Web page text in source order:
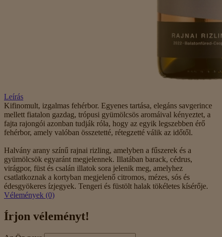
Leírás
Kifinomult, izgalmas fehérbor. Egyenes tartása, elegáns savgerince
mellett fiatalon gazdag, trópusi gyümölcsös aromáival kényeztet, a
fajta rajongói azonban tudják róla, hogy az egyik legszebben érő
fehérbor, amely valóban összetetté, rétegzetté válik az időtől.
Halvány arany színű rajnai rizling, amelyben a fűszerek és a
gyümölcsök egyaránt megjelennek. Illatában barack, cédrus,
virágpor, füst és csalán illatok sora jelenik meg, amelyhez
csatlatkoznak a kortyban megjelenő citromos, mézes, sós és
édesgyökeres ízjegyek. Tengeri és füstölt halak tökéletes kísérője.
Vélemények (0)
Írjon véleményt!